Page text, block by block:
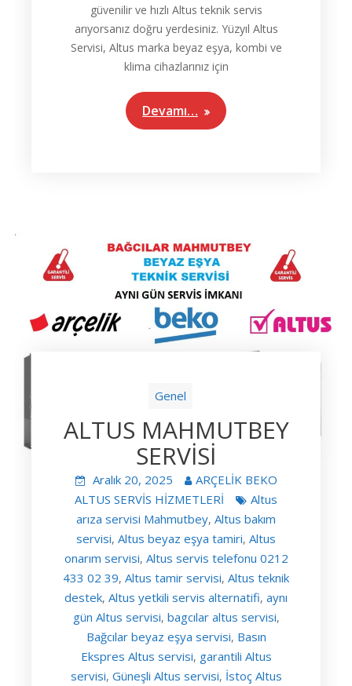
güvenilir ve hızlı Altus teknik servis
arıyorsanız doğru yerdesiniz. Yüzyıl Altus
Servisi, Altus marka beyaz eşya, kombi ve
klima cihazlarınız için
Devamı…
Genel
ALTUS MAHMUTBEY
SERVİSİ
Aralık 20, 2025
ARÇELİK BEKO
ALTUS SERVİS HİZMETLERİ
Altus
arıza servisi Mahmutbey, Altus bakım
servisi, Altus beyaz eşya tamiri, Altus
onarım servisi, Altus servis telefonu 0212
433 02 39, Altus tamir servisi, Altus teknik
destek, Altus yetkili servis alternatifi, aynı
gün Altus servisi, bagcılar altus servisi,
Bağcılar beyaz eşya servisi, Basın
Ekspres Altus servisi, garantili Altus
servisi, Güneşli Altus servisi, İstoç Altus